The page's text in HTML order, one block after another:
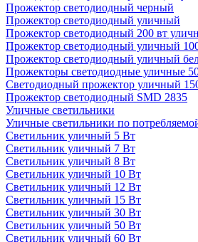
Прожектор светодиодный черный
Прожектор светодиодный уличный
Прожектор светодиодный 200 вт
Прожектор светодиодный уличный
Прожектор светодиодный уличный
Прожекторы светодиодные уличные
Светодиодный прожектор уличный
Прожектор светодиодный SMD 2835
Уличные светильники
Уличные светильники по
Светильник уличный 5 Вт
Светильник уличный 7 Вт
Светильник уличный 8 Вт
Светильник уличный 10 Вт
Светильник уличный 12 Вт
Светильник уличный 15 Вт
Светильник уличный 30 Вт
Светильник уличный 50 Вт
Светильник уличный 60 Вт